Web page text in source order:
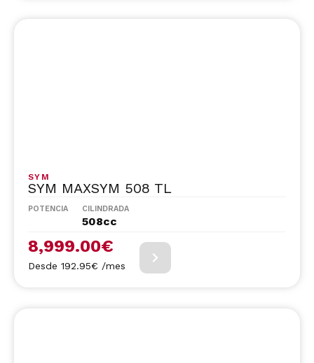
SYM
SYM MAXSYM 508 TL
POTENCIA CILINDRADA
508cc
8,999.00€
Desde 192.95€ /mes